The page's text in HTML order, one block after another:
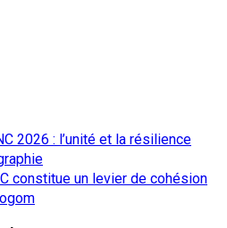
2026 : l’unité et la résilience
constitue un levier de cohésion